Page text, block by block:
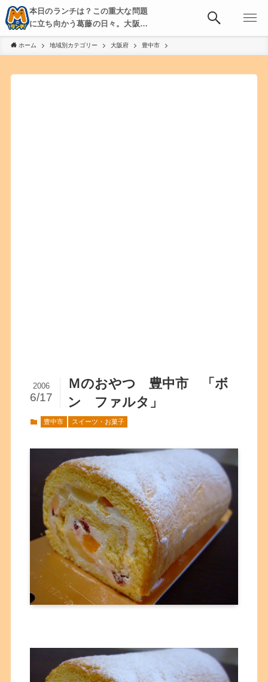
本日のランチは？この重大な問題
に立ち向かう葛藤の日々。大阪・
京都・神戸を中心とした食べ歩
き、飲み歩きを綴る。
ホーム 地域別カテゴリー 大阪府 豊中市
Ｍのおやつ 豊中市 「ボ
ン ファルタ」
2006
6/17
豊中市 スイーツ・お菓子